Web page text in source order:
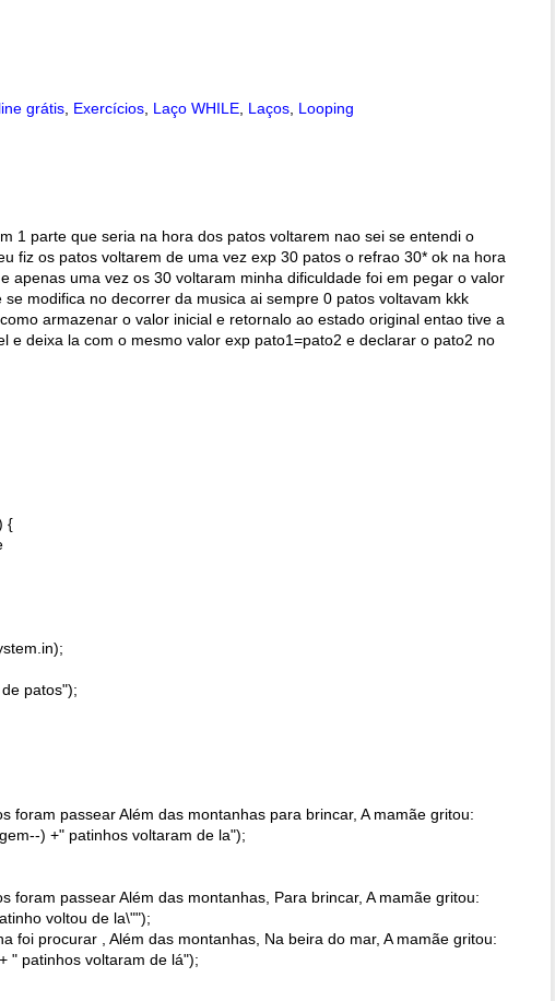
grátis, Exercícios, Laço WHILE, Laços, Looping
1 parte que seria na hora dos patos voltarem nao sei se entendi o
fiz os patos voltarem de uma vez exp 30 patos o refrao 30* ok na hora
apenas uma vez os 30 voltaram minha dificuldade foi em pegar o valor
modifica no decorrer da musica ai sempre 0 patos voltavam kkk
armazenar o valor inicial e retornalo ao estado original entao tive a
e deixa la com o mesmo valor exp pato1=pato2 e declarar o pato2 no
{
patos");
foram passear Além das montanhas para brincar, A mamãe gritou:
) +" patinhos voltaram de la");
foram passear Além das montanhas, Para brincar, A mamãe gritou:
voltou de la\"");
foi procurar , Além das montanhas, Na beira do mar, A mamãe gritou:
" patinhos voltaram de lá");